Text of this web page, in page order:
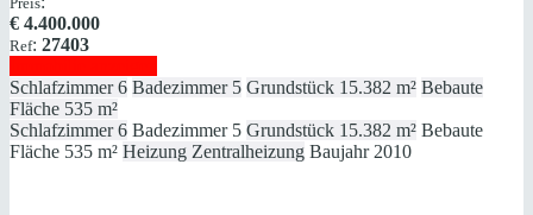
€ 4.400.000
Ref: 27403
Schlafzimmer 6 Badezimmer 5 Grundstück 15.382 m² Bebaute
Fläche 535 m²
Schlafzimmer 6 Badezimmer 5 Grundstück 15.382 m² Bebaute
Fläche 535 m² Heizung Zentralheizung Baujahr 2010